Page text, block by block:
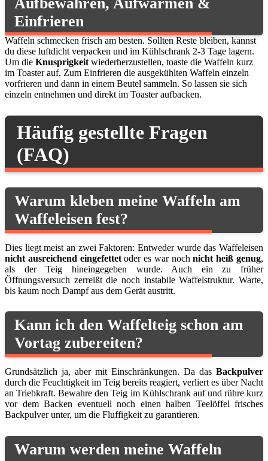
Einfrieren
Waffeln schmecken frisch am besten. Sollten Reste bleiben, kannst
du diese luftdicht verpacken und im Kühlschrank 2-3 Tage lagern.
Um die Knusprigkeit wiederherzustellen, toaste die Waffeln kurz
im Toaster auf. Zum Einfrieren die ausgekühlten Waffeln einzeln
vorfrieren und dann in einem Beutel sammeln. So lassen sie sich
einzeln entnehmen und direkt im Toaster aufbacken.
Häufig gestellte Fragen
(FAQ)
Warum kleben meine Waffeln am
Waffeleisen fest?
Dies liegt meist an zwei Faktoren: Entweder wurde das Waffeleisen
nicht ausreichend eingefettetoder es war nochnicht heiß genug,
als der Teig hineingegeben wurde. Auch ein zu früher
Öffnungsversuch zerreißt die noch instabile Waffelstruktur. Warte,
bis kaum noch Dampf aus dem Gerät austritt.
Kann ich den Waffelteig schon am
Vortag zubereiten?
Grundsätzlich ja, aber mit Einschränkungen. Da das Backpulver
durch die Feuchtigkeit im Teig bereits reagiert, verliert es über Nacht
an Triebkraft. Bewahre den Teig im Kühlschrank auf und rühre kurz
vor dem Backen eventuell noch einen halben Teelöffel frisches
Backpulver unter, um die Fluffigkeit zu garantieren.
Warum werden meine Waffeln